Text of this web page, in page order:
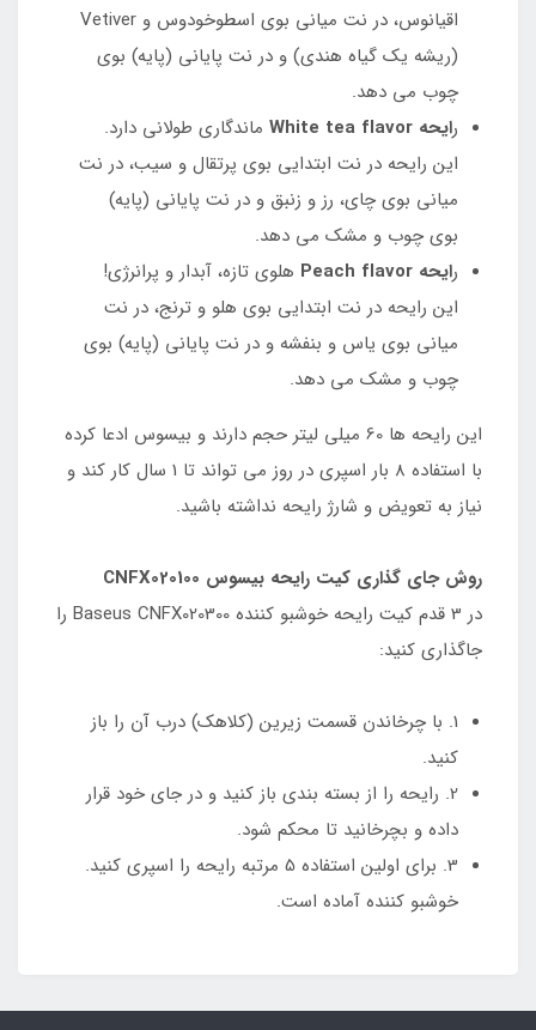
اقیانوس، در نت میانی بوی اسطوخودوس و Vetiver
(ریشه یک گیاه هندی) و در نت پایانی (پایه) بوی
چوب می دهد.
رایحه White tea flavor
ماندگاری طولانی دارد.
این رایحه در نت ابتدایی بوی پرتقال و سیب، در نت
میانی بوی چای، رز و زنبق و در نت پایانی (پایه)
بوی چوب و مشک می دهد.
رایحه Peach flavor
هلوی تازه، آبدار و پرانرژی!
این رایحه در نت ابتدایی بوی هلو و ترنج، در نت
میانی بوی یاس و بنفشه و در نت پایانی (پایه) بوی
چوب و مشک می دهد.
این رایحه ها 60 میلی لیتر حجم دارند و بیسوس ادعا کرده
با استفاده 8 بار اسپری در روز می تواند تا 1 سال کار کند و
نیاز به تعویض و شارژ رایحه نداشته باشید.
روش جای گذاری کیت رایحه بیسوس CNFX020100
در 3 قدم کیت رایحه خوشبو کننده Baseus CNFX020300 را
جاگذاری کنید:
1. با چرخاندن قسمت زیرین (کلاهک) درب آن را باز
کنید.
2. رایحه را از بسته بندی باز کنید و در جای خود قرار
داده و بچرخانید تا محکم شود.
3. برای اولین استفاده 5 مرتبه رایحه را اسپری کنید.
خوشبو کننده آماده است.